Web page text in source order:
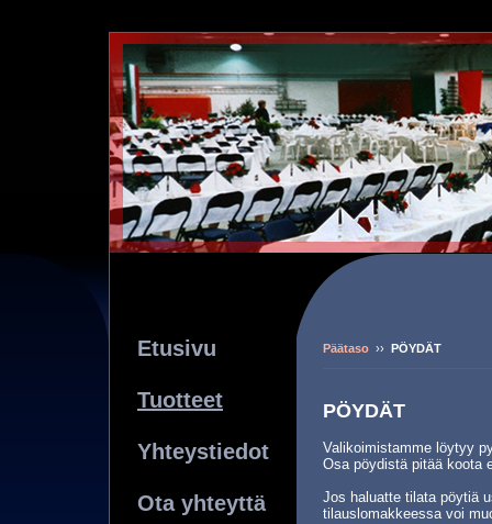
Etusivu
Tuotteet
Yhteystiedot
Ota yhteyttä
Päätaso ›› PÖYDÄT
PÖYDÄT
Valikoimistamme löytyy
Osa pöydistä pitää koota
Jos haluatte tilata pöytiä
tilauslomakkeessa voi